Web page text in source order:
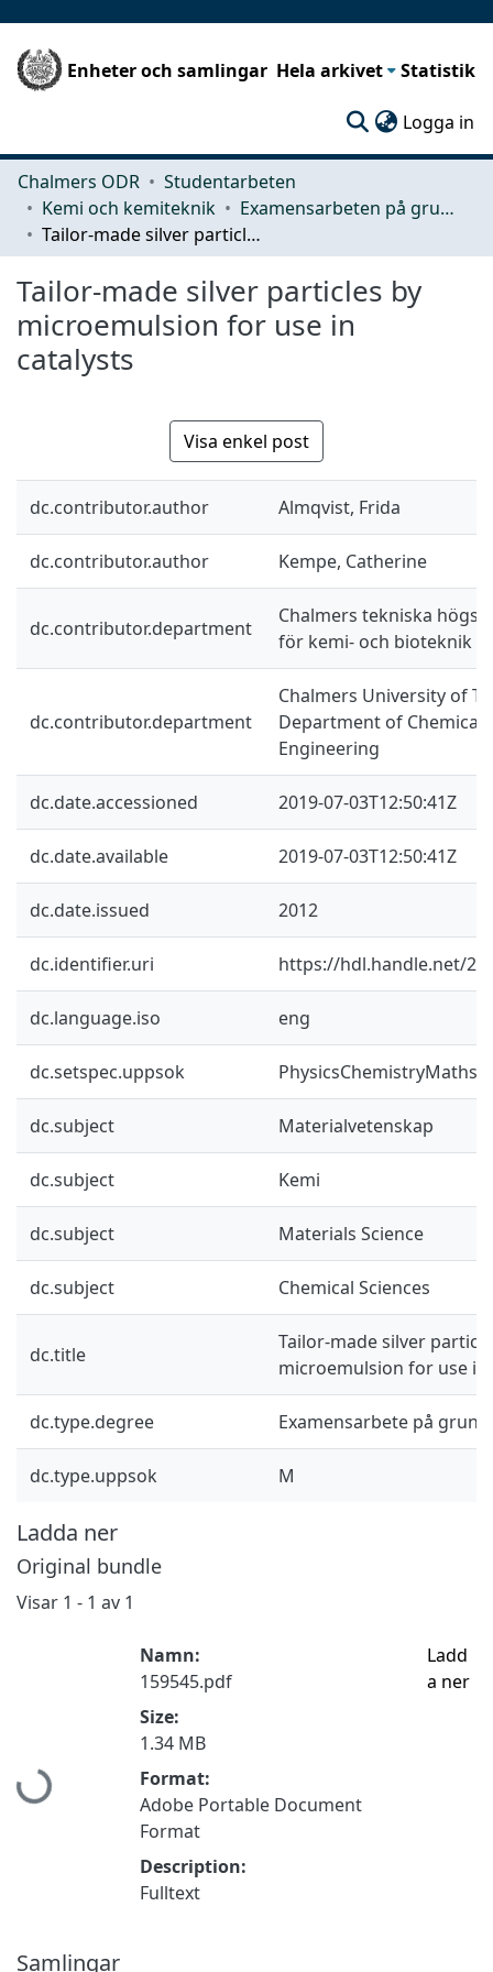
Enheter och samlingar Hela arkivet Statistik
Logga in
Chalmers ODR
Studentarbeten
Kemi och kemiteknik
Examensarbeten på grundnivå
Tailor-made silver particles by microemulsion for use in catalysts
Tailor-made silver particles by
microemulsion for use in
catalysts
Visa enkel post
dc.contributor.author Almqvist, Frida
dc.contributor.author Kempe, Catherine
dc.contributor.department
Chalmers tekniska
för kemi- och bioteknik
dc.contributor.department
Chalmers University of
Department of Chemical
Engineering
dc.date.accessioned 2019-07-03T12:50:41Z
dc.date.available 2019-07-03T12:50:41Z
dc.date.issued 2012
dc.identifier.uri https://hdl.handle.net/
dc.language.iso eng
dc.setspec.uppsok PhysicsChemistryMaths
dc.subject Materialvetenskap
dc.subject Kemi
dc.subject Materials Science
dc.subject Chemical Sciences
dc.title
Tailor-made silver
microemulsion for use in
dc.type.degree Examensarbete på
dc.type.uppsok M
Ladda ner
Original bundle
Visar 1 - 1 av 1
Hämtar...
Namn:
159545.pdf
Size:
1.34 MB
Format:
Adobe Portable Document
Format
Description:
Fulltext
Ladd
a ner
Samlingar